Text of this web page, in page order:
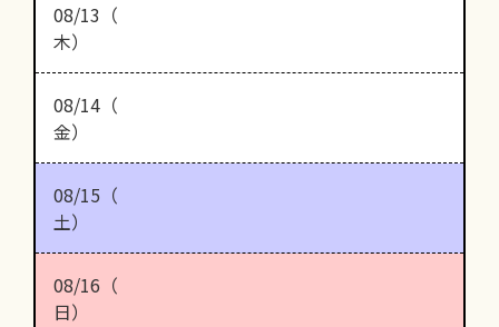
08/13（
木）
08/14（
金）
08/15（
土）
08/16（
日）